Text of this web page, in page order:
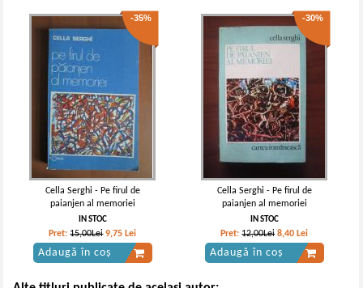
-35%
Cella Serghi - Pe firul de
paianjen al memoriei
IN STOC
Pret:15,00Lei 9,75 Lei
Adaugă în coș
-30%
Cella Serghi - Pe firul de
paianjen al memoriei
IN STOC
Pret:12,00Lei 8,40 Lei
Adaugă în coș